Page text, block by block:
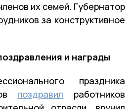
их семей. Губернатор
за конструктивное
и награды
праздника
поздравил работников